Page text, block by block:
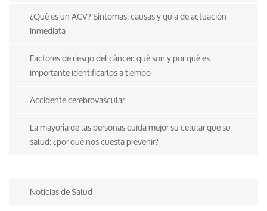
¿Qué es un ACV? Síntomas, causas y guía de actuación
inmediata
Factores de riesgo del cáncer: qué son y por qué es
importante identificarlos a tiempo
Accidente cerebrovascular
La mayoría de las personas cuida mejor su celular que su
salud: ¿por qué nos cuesta prevenir?
Noticias de Salud